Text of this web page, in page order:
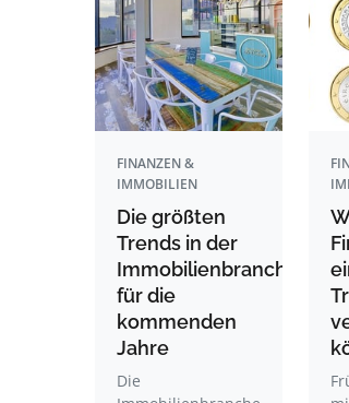
FINANZEN &
IMMOBILIEN
Die größten
Trends in der
Immobilienbranche
für die
kommenden
Jahre
Die